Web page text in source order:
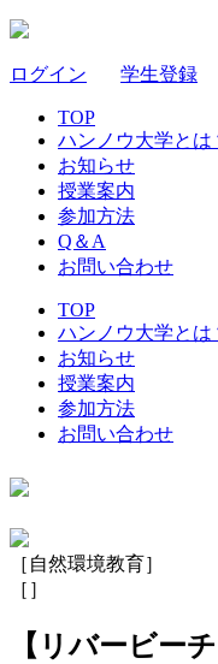
ログイン 学生登録
TOP
ハンノウ大学とは
お知らせ
授業案内
参加方法
Q＆A
お問い合わせ
TOP
ハンノウ大学とは
お知らせ
授業案内
参加方法
お問い合わせ
［自然環境教育］
［ ］
【リバービー